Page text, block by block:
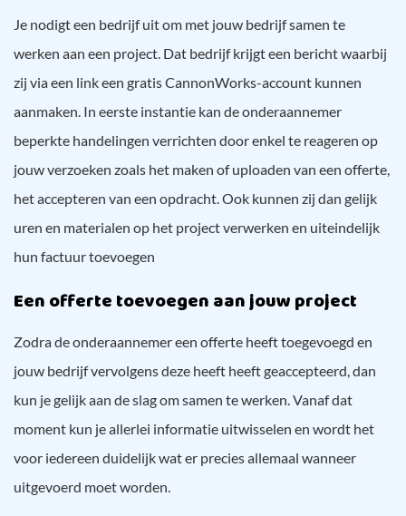
Je nodigt een bedrijf uit om met jouw bedrijf samen te
werken aan een project. Dat bedrijf krijgt een bericht waarbij
zij via een link een gratis CannonWorks-account kunnen
aanmaken. In eerste instantie kan de onderaannemer
beperkte handelingen verrichten door enkel te reageren op
jouw verzoeken zoals het maken of uploaden van een offerte,
het accepteren van een opdracht. Ook kunnen zij dan gelijk
uren en materialen op het project verwerken en uiteindelijk
hun factuur toevoegen
Een offerte toevoegen aan jouw project
Zodra de onderaannemer een offerte heeft toegevoegd en
jouw bedrijf vervolgens deze heeft heeft geaccepteerd, dan
kun je gelijk aan de slag om samen te werken. Vanaf dat
moment kun je allerlei informatie uitwisselen en wordt het
voor iedereen duidelijk wat er precies allemaal wanneer
uitgevoerd moet worden.